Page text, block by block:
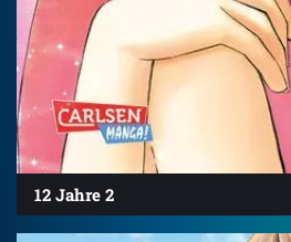
12 Jahre 2